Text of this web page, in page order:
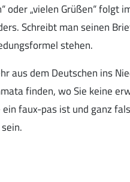
oder „vielen Grüßen“ folgt
Schreibt man seinen
stehen.
aus dem Deutschen ins
finden, wo Sie keine
faux-pas ist und ganz